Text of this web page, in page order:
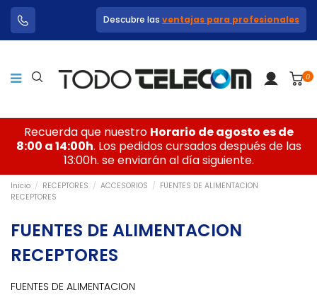
Descubre las ventajas para profesionales
0
Recuerda que nuestro Horario de agosto es de
8:00 a 14:00h. Los pedidos cursados después de las
13:00h. se enviarán al día siguiente.
Inicio RECEPTORES ACCESORIOS
FUENTES DE ALIMENTACION
RECEPTORES
FUENTES DE ALIMENTACION
RECEPTORES
FUENTES DE ALIMENTACION